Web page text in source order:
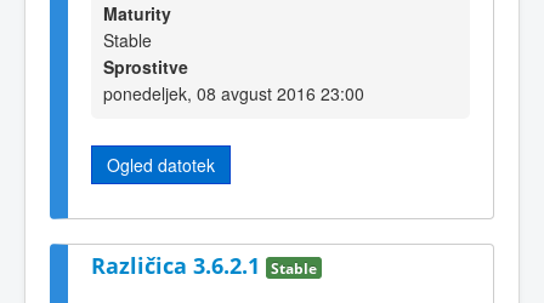
Maturity
Stable
Sprostitve
ponedeljek, 08 avgust 2016 23:00
Ogled datotek
Različica 3.6.2.1 Stable